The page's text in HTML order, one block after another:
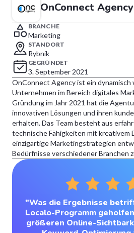
OnConnect Agency
BRANCHE
Marketing
STANDORT
Rybnik
GEGRÜNDET
3. September 2021
OnConnect Agency ist ein dynamisch
Unternehmen im Bereich digitales
Gründung im Jahr 2021 hat die
innovativen Lösungen und ihren
erhalten. Das Team besteht aus
technische Fähigkeiten mit kreativem
einzigartige Marketingstrategien
Bedürfnisse verschiedener Branchen
"Was die Ergebnisse
Localo-Programm
größeren Online-